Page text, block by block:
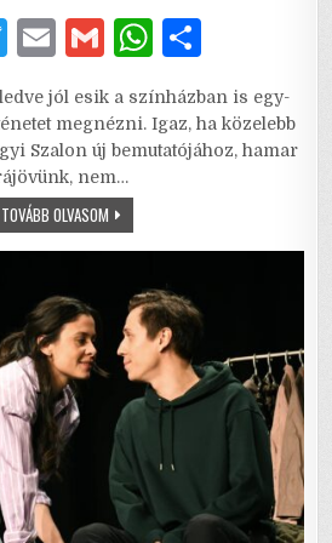
T
it
te
r
E
ai
l
G
ai
l
W
at
s
ar
e
jól esik a színházban is egy-
megnézni. Igaz, ha közelebb
Szalon új bemutatójához, hamar
nem…
TOVÁBB OLVASOMCENTIRŐL
CENTIRE
NEM
JÁR
SZAVATOSSÁGA